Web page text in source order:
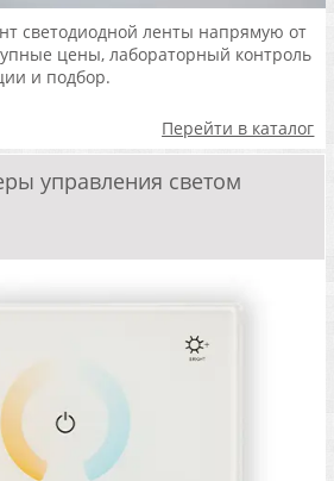
светодиодной ленты напрямую от
цены, лабораторный контроль
и подбор.
Перейти в каталог
управления светом